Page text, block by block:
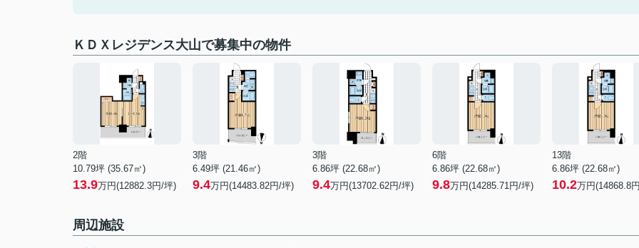
ＫＤＸレジデンス大山で募集中の物件
2階
10.79坪 (35.67㎡)
13.9万円(12882.3円/坪)
3階
6.49坪 (21.46㎡)
9.4万円(14483.82円/坪)
3階
6.86坪 (22.68㎡)
9.4万円(13702.62円/坪)
6階
6.86坪 (22.68㎡)
9.8万円(14285.71円/坪)
13階
6.86坪 (22.68㎡)
10.2万円(14868.8
周辺施設